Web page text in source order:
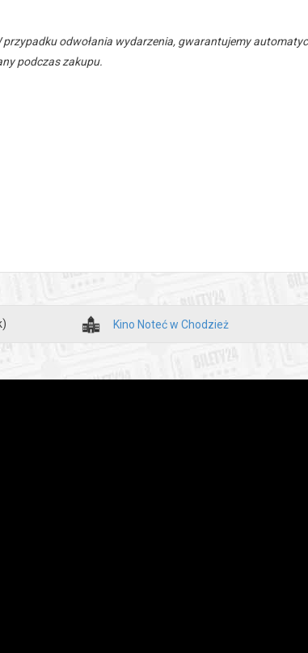
przypadku odwołania wydarzenia, gwarantujemy
podczas zakupu.
Kino Noteć w Chodzież